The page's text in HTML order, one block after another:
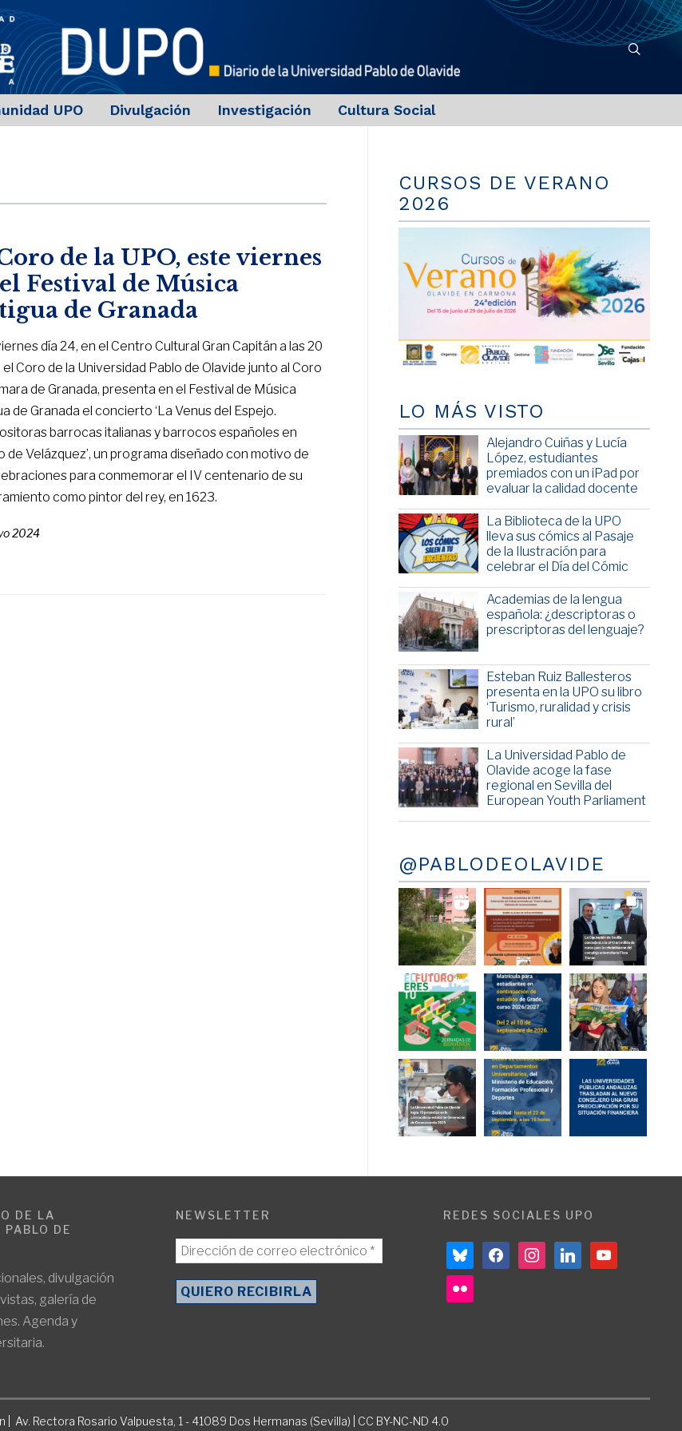
UPO Divulgación Investigación Cultura Social
de la UPO, este viernes
Festival de Música
de Granada
día 24, en el Centro Cultural Gran Capitán a las 20
el Coro de la Universidad Pablo de Olavide junto al Coro
de Granada, presenta en el Festival de Música
de Granada el concierto ‘La Venus del Espejo.
barrocas italianas y barrocos españoles en
de Velázquez’, un programa diseñado con motivo de
para conmemorar el IV centenario de su
como pintor del rey, en 1623.
2024
CURSOS DE VERANO
2026
LO MÁS VISTO
Alejandro Cuiñas y Lucía
López, estudiantes
premiados con un iPad por
evaluar la calidad docente
La Biblioteca de la UPO
lleva sus cómics al Pasaje
de la Ilustración para
celebrar el Día del Cómic
Academias de la lengua
española: ¿descriptoras o
prescriptoras del lenguaje?
Esteban Ruiz Ballesteros
presenta en la UPO su libro
‘Turismo, ruralidad y crisis
rural’
La Universidad Pablo de
Olavide acoge la fase
regional en Sevilla del
European Youth Parliament
@PABLODEOLAVIDE
DE LA
DE
divulgación
galería de
Agenda y
NEWSLETTER REDES SOCIALES UPO
blueskyfacebookinstagramlinkedin youtube
flickr
Rectora Rosario Valpuesta, 1 - 41089 Dos Hermanas (Sevilla) | CC BY-NC-ND 4.0